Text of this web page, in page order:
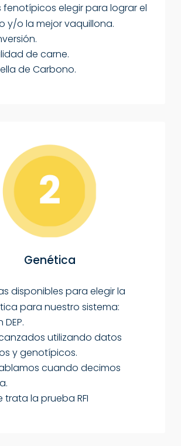
fenotípicos elegir para lograr el
y/o la mejor vaquillona.
de carne.
de Carbono.
Genética
disponibles para elegir la
para nuestro sistema:
utilizando datos
y genotípicos.
cuando decimos
trata la prueba RFI